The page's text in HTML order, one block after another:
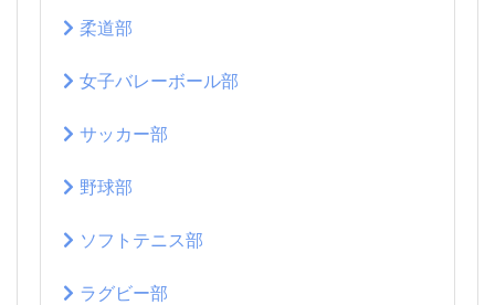
柔道部
女子バレーボール部
サッカー部
野球部
ソフトテニス部
ラグビー部